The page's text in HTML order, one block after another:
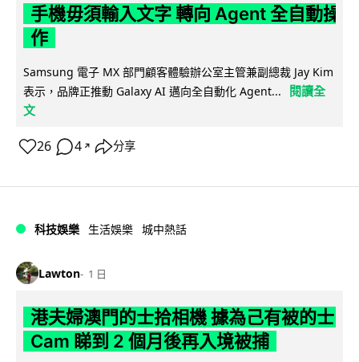
手機毋須輸入文字 轉向 Agent 全自動操
作
Samsung 電子 MX 部門顧客體驗辦公室主管兼副總裁 Jay Kim
表示，品牌正推動 Galaxy AI 邁向全自動化 Agent...
閱讀全
文
26 4 ↗ 分享
科技娛樂 生活娛樂 城中熱話
Lawton 1 日
港夫婦澳門的士拾相機 據為己有被的士
Cam 睇到 2 個月後再入境被捕